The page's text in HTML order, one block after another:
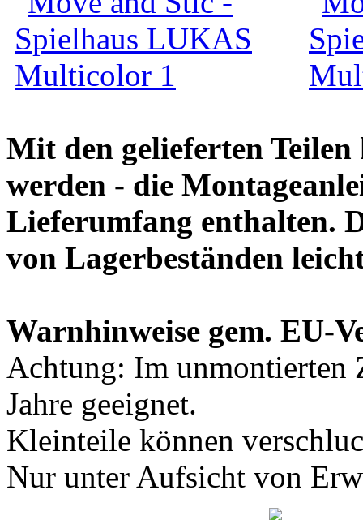
Mit den gelieferten
werden - die
Lieferumfang enthalten.
von Lagerbeständen
Warnhinweise gem. EU-
Achtung: Im unmontierten
Jahre geeignet.
Kleinteile können
Nur unter Aufsicht von